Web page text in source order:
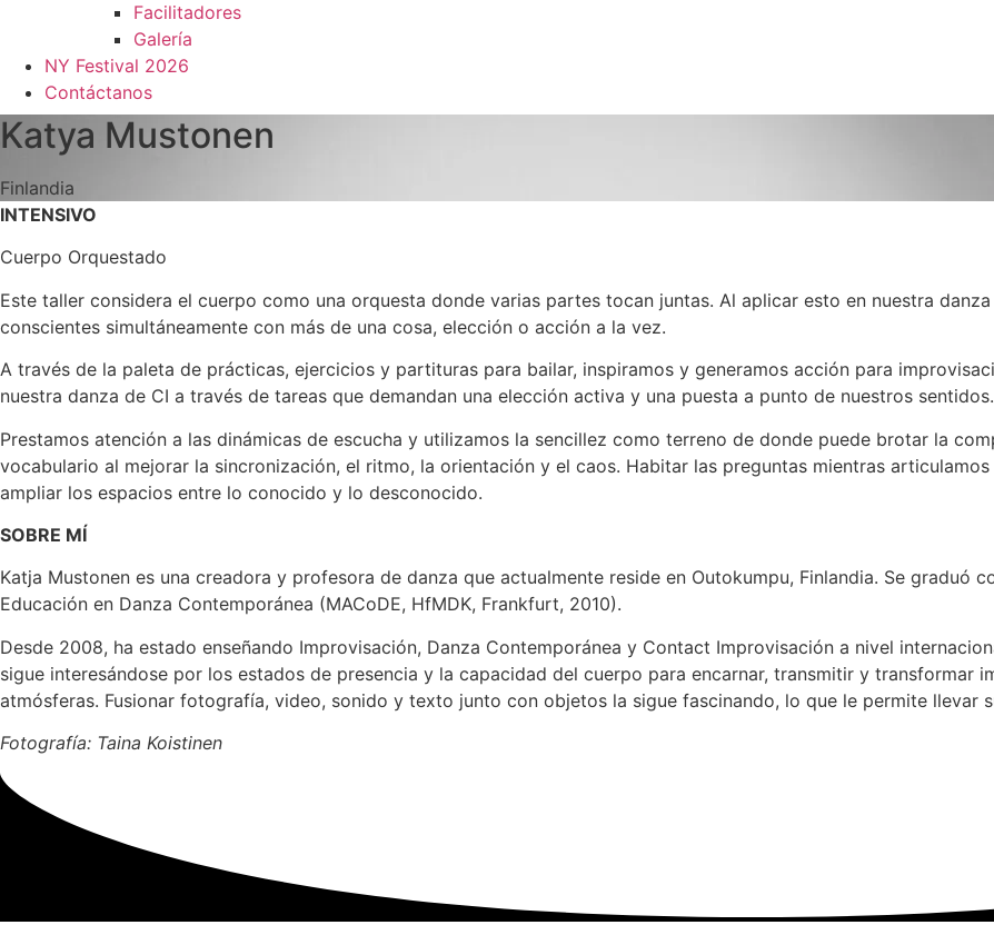
Facilitadores
Galería
NY Festival 2026
Contáctanos
Katya Mustonen
Finlandia
INTENSIVO
Cuerpo Orquestado
Este taller considera el cuerpo como una orquesta donde varias partes tocan juntas. Al aplicar esto en nuestra
conscientes simultáneamente con más de una cosa, elección o acción a la vez.
A través de la paleta de prácticas, ejercicios y partituras para bailar, inspiramos y generamos acción para
nuestra danza de CI a través de tareas que demandan una elección activa y una puesta a punto de nuestros sentidos.
Prestamos atención a las dinámicas de escucha y utilizamos la sencillez como terreno de donde puede brotar la
vocabulario al mejorar la sincronización, el ritmo, la orientación y el caos. Habitar las preguntas mientras
ampliar los espacios entre lo conocido y lo desconocido.
SOBRE MÍ
Katja Mustonen es una creadora y profesora de danza que actualmente reside en Outokumpu, Finlandia. Se graduó
Educación en Danza Contemporánea (MACoDE, HfMDK, Frankfurt, 2010).
Desde 2008, ha estado enseñando Improvisación, Danza Contemporánea y Contact Improvisación a nivel
sigue interesándose por los estados de presencia y la capacidad del cuerpo para encarnar, transmitir y transformar
atmósferas. Fusionar fotografía, video, sonido y texto junto con objetos la sigue fascinando, lo que le permite llevar
Fotografía: Taina Koistinen